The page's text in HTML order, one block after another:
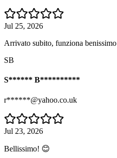
Jul 25, 2026
Arrivato subito, funziona benissimo
SB
S****** B**********
r******@yahoo.co.uk
Jul 23, 2026
Bellissimo! 😊